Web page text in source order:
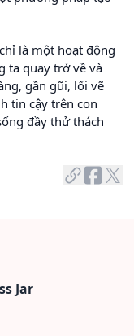
là một hoạt động
ta quay trở về và
gần gũi, lối vẽ
tin cậy trên con
đầy thử thách
Jar